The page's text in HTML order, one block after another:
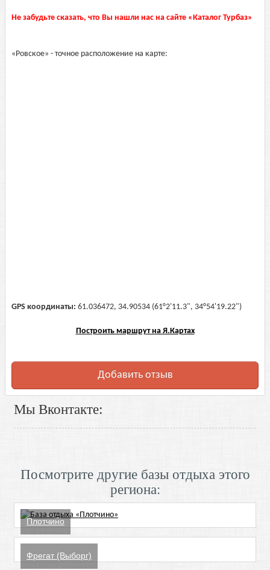
Не забудьте сказать, что Вы нашли нас на сайте «Каталог Турбаз»
«Ровское» - точное расположение на карте:
GPS координаты: 61.036472, 34.90534 (61°2'11.3", 34°54'19.22")
Построить маршрут на Я.Картах
Добавить отзыв
Мы Вконтакте:
Посмотрите другие базы отдыха этого
региона:
Плотчино
Фрегат (Выборг)